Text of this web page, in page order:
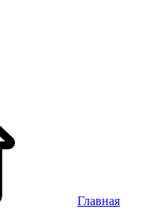
Главная